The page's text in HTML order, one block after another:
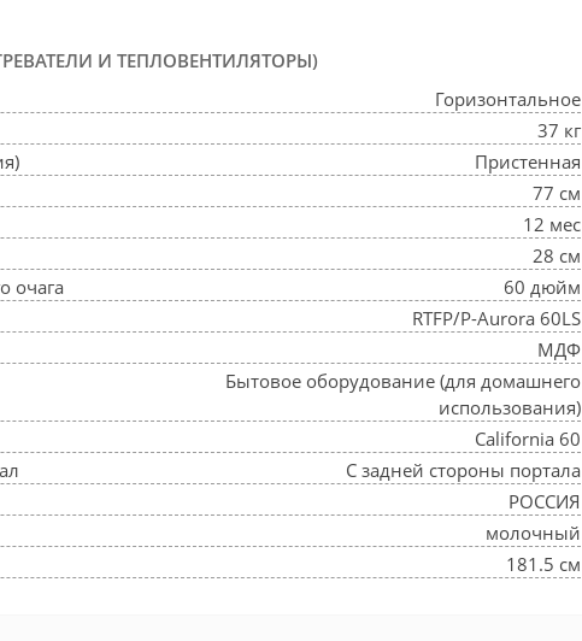
И ТЕПЛОВЕНТИЛЯТОРЫ)
Горизонтальное
37 кг
Пристенная
77 см
12 мес
28 см
очага
60 дюйм
RTFP/P-Aurora 60LS
МДФ
Бытовое оборудование (для домашнего
использования)
California 60
С задней стороны портала
РОССИЯ
молочный
181.5 см